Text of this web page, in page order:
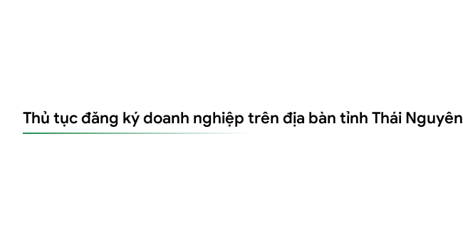
Thủ tục đăng ký doanh nghiệp trên địa bàn tỉnh Thái Nguyên